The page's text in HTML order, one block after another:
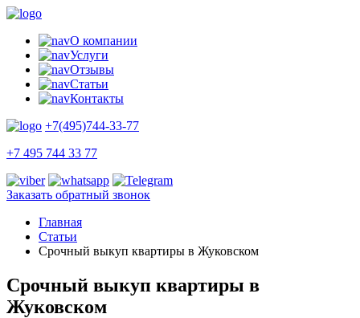
О компании
Услуги
Отзывы
Статьи
Контакты
+7(495)744-33-77
+7 495 744 33 77
Заказать обратный звонок
Главная
Статьи
Срочный выкуп квартиры в Жуковском
Срочный выкуп квартиры в
Жуковском